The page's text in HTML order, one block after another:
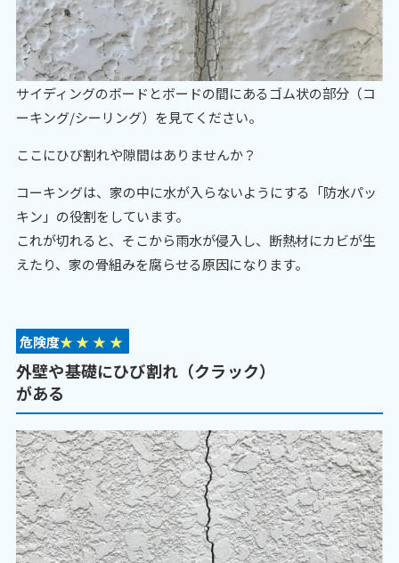
サイディングのボードとボードの間にあるゴム状の部分（コ
ーキング/シーリング）を見てください。
ここにひび割れや隙間はありませんか？
コーキングは、家の中に水が入らないようにする「防水パッ
キン」の役割をしています。
これが切れると、そこから雨水が侵入し、断熱材にカビが生
えたり、家の骨組みを腐らせる原因になります。
危険度★★★★
外壁や基礎にひび割れ（クラック）
がある